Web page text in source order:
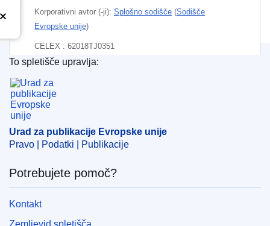
Korporativni avtor (-ji): Splošno sodišče (Sodišče
Evropske unije)
CELEX : 62018TJ0351
ECLI : ECLI:EU:T:2021:669
Urad za publikacije Evropske unije
To spletišče upravlja:
Urad za publikacije Evropske unije
Pravo | Podatki | Publikacije
Potrebujete pomoč?
Kontakt
Zemljevid spletišča